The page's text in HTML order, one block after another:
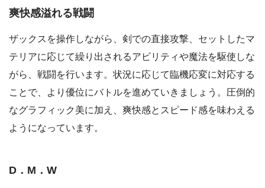
爽快感溢れる戦闘
ザックスを操作しながら、剣での直接攻撃、セットしたマ
テリアに応じて繰り出されるアビリティや魔法を駆使しな
がら、戦闘を行います。状況に応じて臨機応変に対応する
ことで、より優位にバトルを進めていきましょう。圧倒的
なグラフィック美に加え、爽快感とスピード感を味わえる
ようになっています。
D．M．W